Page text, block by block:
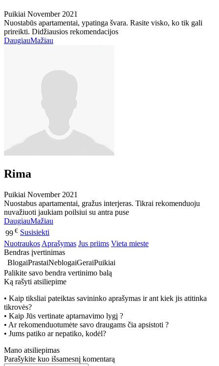
Puikiai November 2021
Nuostabūs apartamentai, ypatinga švara. Rasite visko, ko tik gali
prireikti. Didžiausios rekomendacijos
DaugiauMažiau
Rima
Puikiai November 2021
Nuostabus apartamentai, gražus interjeras. Tikrai rekomenduoju
nuvažiuoti jaukiam poilsiui su antra puse
DaugiauMažiau
99 € Susisiekti
Nuotraukos Aprašymas Jus priims Vieta mieste
Bendras įvertinimas
BlogaiPrastaiNeblogaiGeraiPuikiai
Palikite savo bendra vertinimo balą
Ką rašyti atsiliepime
• Kaip tiksliai pateiktas savininko aprašymas ir ant kiek jis atitinka
tikrovės?
• Kaip Jūs vertinate aptarnavimo lygį ?
• Ar rekomenduotumėte savo draugams čia apsistoti ?
• Jums patiko ar nepatiko, kodėl?
Mano atsiliepimas
Parašykite kuo išsamesnį komentarą